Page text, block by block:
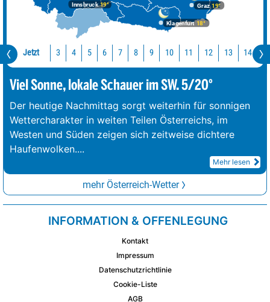
Graz19°
Innsbruck19°
Klagenfurt 18°
Jetzt 3 4 5 6 7 8 9 10 11 12 13 14
Viel Sonne, lokale Schauer im SW. 5/20°
Der heutige Nachmittag sorgt weiterhin für sonnigen
Wettercharakter in weiten Teilen Österreichs, im
Westen und Süden zeigen sich zeitweise dichtere
Haufenwolken....
Mehr lesen
mehr Österreich-Wetter
INFORMATION & OFFENLEGUNG
Kontakt
Impressum
Datenschutzrichtlinie
Cookie-Liste
AGB